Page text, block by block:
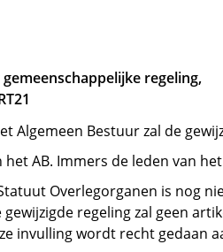
regeling,
Algemeen Bestuur zal de
het AB. Immers de leden van
Overlegorganen is nog
gewijzigde regeling zal geen
invulling wordt recht gedaan